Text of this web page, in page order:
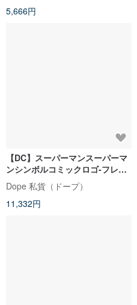
5,666円
【DC】スーパーマンスーパーマ
ンシンボルコミックロゴ-フレー
ムレス
Dope 私貨（ドープ）
11,332円